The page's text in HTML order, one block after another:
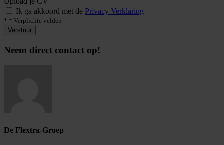
Ik ga akkoord met de Privacy Verklaring
* = Verplichte velden
Verstuur
Neem direct contact op!
De Flextra-Groep